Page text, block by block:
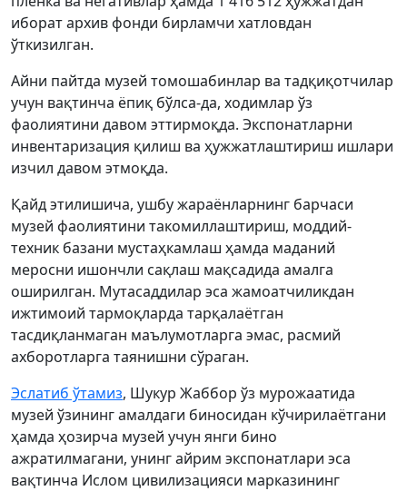
иборат архив фонди бирламчи хатловдан
ўткизилган.
Айни пайтда музей томошабинлар ва тадқиқотчилар
учун вақтинча ёпиқ бўлса-да, ходимлар ўз
фаолиятини давом эттирмоқда. Экспонатларни
инвентаризация қилиш ва ҳужжатлаштириш ишлари
изчил давом этмоқда.
Қайд этилишича, ушбу жараёнларнинг барчаси
музей фаолиятини такомиллаштириш, моддий-
техник базани мустаҳкамлаш ҳамда маданий
меросни ишончли сақлаш мақсадида амалга
оширилган. Мутасаддилар эса жамоатчиликдан
ижтимоий тармоқларда тарқалаётган
тасдиқланмаган маълумотларга эмас, расмий
ахборотларга таянишни сўраган.
Эслатиб ўтамиз, Шукур Жаббор ўз мурожаатида
музей ўзининг амалдаги биносидан кўчирилаётгани
ҳамда ҳозирча музей учун янги бино
ажратилмагани, унинг айрим экспонатлари эса
вақтинча Ислом цивилизацияси марказининг